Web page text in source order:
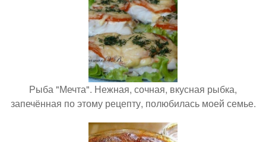
Рыба "Мечта". Нежная, сочная, вкусная рыбка,
запечённая по этому рецепту, полюбилась моей семье.